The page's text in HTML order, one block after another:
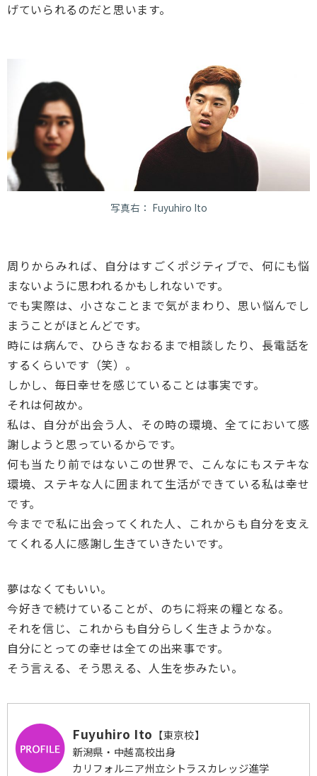
げていられるのだと思います。
写真右： Fuyuhiro Ito
周りからみれば、自分はすごくポジティブで、何にも悩
まないように思われるかもしれないです。
でも実際は、小さなことまで気がまわり、思い悩んでし
まうことがほとんどです。
時には病んで、ひらきなおるまで相談したり、長電話を
するくらいです（笑）。
しかし、毎日幸せを感じていることは事実です。
それは何故か。
私は、自分が出会う人、その時の環境、全てにおいて感
謝しようと思っているからです。
何も当たり前ではないこの世界で、こんなにもステキな
環境、ステキな人に囲まれて生活ができている私は幸せ
です。
今までで私に出会ってくれた人、これからも自分を支え
てくれる人に感謝し生きていきたいです。
夢はなくてもいい。
今好きで続けていることが、のちに将来の糧となる。
それを信じ、これからも自分らしく生きようかな。
自分にとっての幸せは全ての出来事です。
そう言える、そう思える、人生を歩みたい。
Fuyuhiro Ito 【東京校】
新潟県・中越高校出身
カリフォルニア州立シトラスカレッジ進学